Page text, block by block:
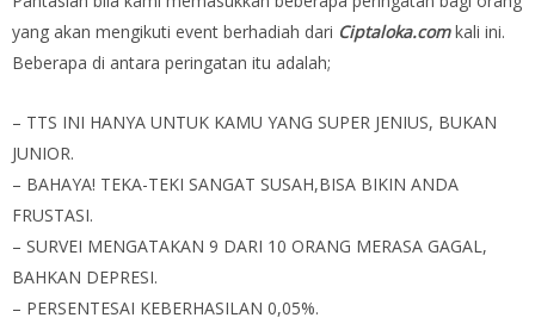
yang akan mengikuti event berhadiah dari Ciptaloka.comkali ini.
Beberapa di antara peringatan itu adalah;
– TTS INI HANYA UNTUK KAMU YANG SUPER JENIUS, BUKAN
JUNIOR.
– BAHAYA! TEKA-TEKI SANGAT SUSAH,BISA BIKIN ANDA
FRUSTASI.
– SURVEI MENGATAKAN 9 DARI 10 ORANG MERASA GAGAL,
BAHKAN DEPRESI.
– PERSENTESAI KEBERHASILAN 0,05%.